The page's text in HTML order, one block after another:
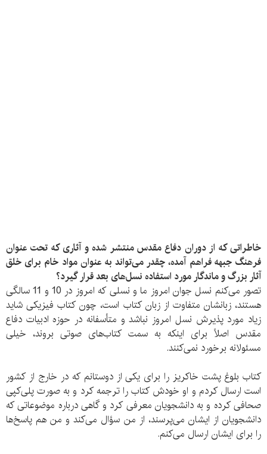
خاطراتی که از دوران دفاع مقدس منتشر شده و آثاری که تحت عنوان
فرهنگ جبهه فراهم آمده، چقدر می‌تواند به عنوان مواد خام برای خلق
آثار بزرگ و ماندگار مورد استفاده نسل‌های بعد قرار گیرد؟
تصور می‌کنم نسل جوان امروز ما و نسلی که امروز در 10 و 11 سالگی
هستند، زبانشان متفاوت از زبان کتاب است، چون کتاب فیزیکی شاید
زیاد مورد پذیرش نسل امروز نباشد و متأسفانه در حوزه ادبیات دفاع
مقدس اصلاً برای اینکه به سمت کتاب‌های صوتی بروند، خیلی
مسئولانه برخورد نمی‌کنند.
کتاب بلوغ پشت خاکریز را برای یکی از دوستانم که در خارج از کشور
است ارسال کردم و او خودش کتاب را ترجمه کرد و به صورت پلی‌کپی
صحافی کرده و به دانشجویان معرفی کرد و گاهی درباره موضوعاتی که
دانشجویان از ایشان می‌پرسند، از من سؤال می‌کند و من هم پاسخ‌ها
را برای ایشان ارسال می‌کنم.